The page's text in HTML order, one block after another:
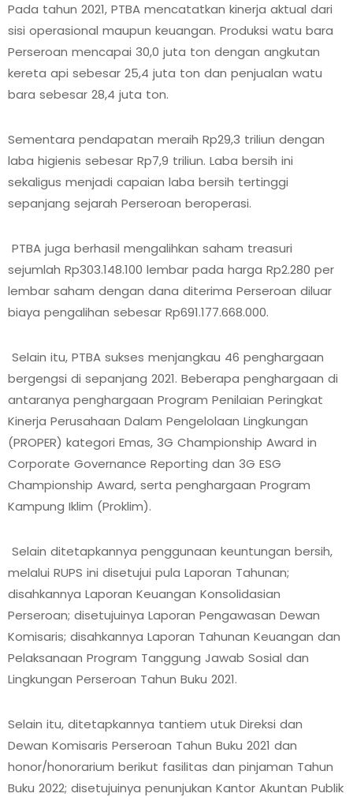
Pada tahun 2021, PTBA mencatatkan kinerja aktual dari
sisi operasional maupun keuangan. Produksi watu bara
Perseroan mencapai 30,0 juta ton dengan angkutan
kereta api sebesar 25,4 juta ton dan penjualan watu
bara sebesar 28,4 juta ton.
Sementara pendapatan meraih Rp29,3 triliun dengan
laba higienis sebesar Rp7,9 triliun. Laba bersih ini
sekaligus menjadi capaian laba bersih tertinggi
sepanjang sejarah Perseroan beroperasi.
PTBA juga berhasil mengalihkan saham treasuri
sejumlah Rp303.148.100 lembar pada harga Rp2.280 per
lembar saham dengan dana diterima Perseroan diluar
biaya pengalihan sebesar Rp691.177.668.000.
Selain itu, PTBA sukses menjangkau 46 penghargaan
bergengsi di sepanjang 2021. Beberapa penghargaan di
antaranya penghargaan Program Penilaian Peringkat
Kinerja Perusahaan Dalam Pengelolaan Lingkungan
(PROPER) kategori Emas, 3G Championship Award in
Corporate Governance Reporting dan 3G ESG
Championship Award, serta penghargaan Program
Kampung Iklim (Proklim).
Selain ditetapkannya penggunaan keuntungan bersih,
melalui RUPS ini disetujui pula Laporan Tahunan;
disahkannya Laporan Keuangan Konsolidasian
Perseroan; disetujuinya Laporan Pengawasan Dewan
Komisaris; disahkannya Laporan Tahunan Keuangan dan
Pelaksanaan Program Tanggung Jawab Sosial dan
Lingkungan Perseroan Tahun Buku 2021.
Selain itu, ditetapkannya tantiem utuk Direksi dan
Dewan Komisaris Perseroan Tahun Buku 2021 dan
honor/honorarium berikut fasilitas dan pinjaman Tahun
Buku 2022; disetujuinya penunjukan Kantor Akuntan Publik